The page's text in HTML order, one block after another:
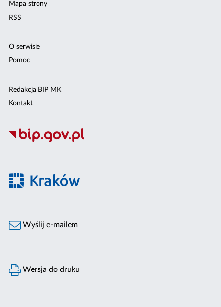
Mapa strony
RSS
O serwisie
Pomoc
Redakcja BIP MK
Kontakt
Wyślij e-mailem
Wersja do druku